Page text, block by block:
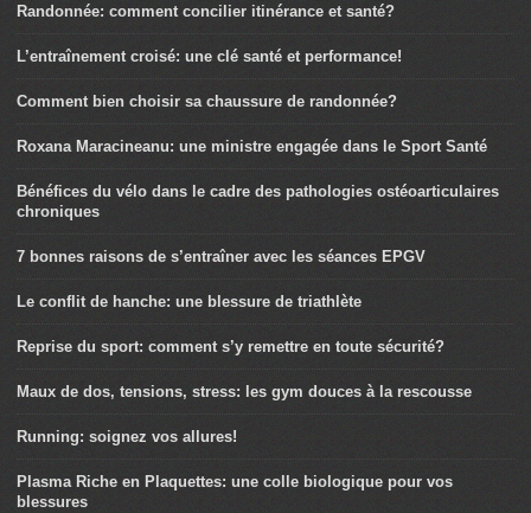
Randonnée: comment concilier itinérance et santé?
L’entraînement croisé: une clé santé et performance!
Comment bien choisir sa chaussure de randonnée?
Roxana Maracineanu: une ministre engagée dans le Sport Santé
Bénéfices du vélo dans le cadre des pathologies ostéoarticulaires
chroniques
7 bonnes raisons de s’entraîner avec les séances EPGV
Le conflit de hanche: une blessure de triathlète
Reprise du sport: comment s’y remettre en toute sécurité?
Maux de dos, tensions, stress: les gym douces à la rescousse
Running: soignez vos allures!
Plasma Riche en Plaquettes: une colle biologique pour vos
blessures